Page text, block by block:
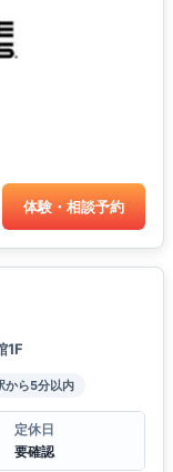
体験・相談予約
1F
から5分以内
定休日
要確認